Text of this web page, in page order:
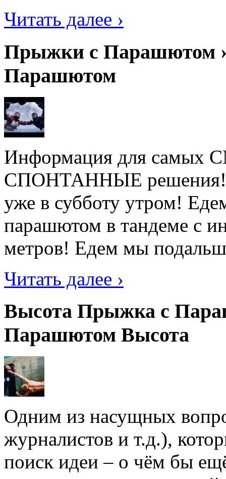
Читать далее ›
Прыжки с Парашютом
Парашютом
Информация для
СПОНТАННЫЕ решения!
уже в субботу утром!
парашютом в тандеме с
метров! Едем мы
Читать далее ›
Высота Прыжка с
Парашютом Высота
Одним из насущных
журналистов и т.д.),
поиск идеи – о чём бы